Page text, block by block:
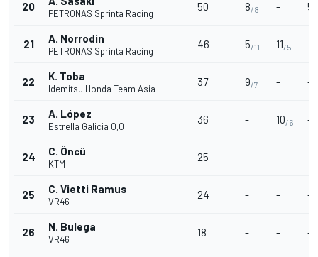
20
PETRONAS Sprinta Racing
50 8/8 - 5
21 A. Norrodin
PETRONAS Sprinta Racing
46 5/11 11/5 -
22 K. Toba
Idemitsu Honda Team Asia
37 9/7 - -
23 A. López
Estrella Galicia 0,0
36 - 10/6 -
24 C. Öncü
KTM
25 - - -
25 C. Vietti Ramus
VR46
24 - - -
26 N. Bulega
VR46
18 - - -